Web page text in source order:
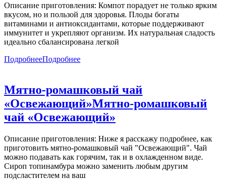
Описание приготовления: Компот порадует не только ярким
вкусом, но и пользой для здоровья. Плоды богаты
витаминами и антиоксидантами, которые поддерживают
иммунитет и укрепляют организм. Их натуральная сладость
идеально сбалансирована легкой
ПодробнееПодробнее
Мятно-ромашковый чай
«Освежающий»Мятно-ромашковый
чай «Освежающий»
Описание приготовления: Ниже я расскажу подробнее, как
приготовить мятно-ромашковый чай "Освежающий". Чай
можно подавать как горячим, так и в охлажденном виде.
Сироп топинамбура можно заменить любым другим
подсластителем на ваш